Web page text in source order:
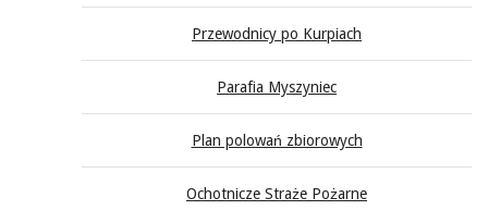
Przewodnicy po Kurpiach
Parafia Myszyniec
Plan polowań zbiorowych
Ochotnicze Straże Pożarne